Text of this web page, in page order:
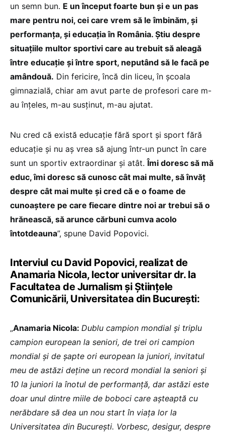
un semn bun. E un început foarte bun și e un pas
mare pentru noi, cei care vrem să le îmbinăm, și
performanța, și educația în România. Știu despre
situațiile multor sportivi care au trebuit să aleagă
între educație și între sport, neputând să le facă pe
amândouă. Din fericire, încă din liceu, în școala
gimnazială, chiar am avut parte de profesori care m-
au înțeles, m-au susținut, m-au ajutat.
Nu cred că există educație fără sport și sport fără
educație și nu aș vrea să ajung într-un punct în care
sunt un sportiv extraordinar și atât.Îmi doresc să mă
educ, îmi doresc să cunosc cât mai multe, să învăț
despre cât mai multe și cred că e o foame de
cunoaștere pe care fiecare dintre noi ar trebui să o
hrănească, să arunce cărbuni cumva acolo
întotdeauna”, spune David Popovici.
Interviul cu David Popovici, realizat de
Anamaria Nicola, lector universitar dr. la
Facultatea de Jurnalism și Științele
Comunicării, Universitatea din București:
„Anamaria Nicola: Dublu campion mondial și triplu
campion european la seniori, de trei ori campion
mondial și de șapte ori european la juniori, invitatul
meu de astăzi deține un record mondial la seniori și
10 la juniori la înotul de performanță, dar astăzi este
doar unul dintre miile de boboci care așteaptă cu
nerăbdare să dea un nou start în viața lor la
Universitatea din București. Vorbesc, desigur, despre